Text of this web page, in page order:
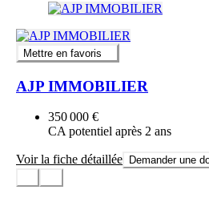
Mettre en favoris
AJP IMMOBILIER
350 000 €
CA potentiel après 2 ans
Voir la fiche détaillée Demander une